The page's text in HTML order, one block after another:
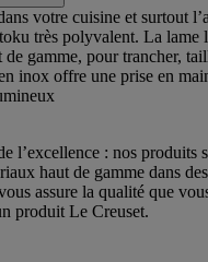
votre cuisine et surtout
très polyvalent. La lame
de gamme, pour trancher,
inox offre une prise en
l’excellence : nos produits
haut de gamme dans
assure la qualité que
produit Le Creuset.